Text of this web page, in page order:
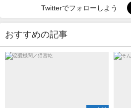
Twitterでフォローしよう
おすすめの記事